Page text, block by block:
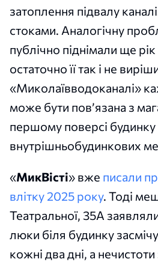
затоплення підвалу
стоками. Аналогічну
публічно піднімали ще
остаточно її так і не
«Миколаївводоканалі»
може бути пов’язана з
першому поверсі будинку
внутрішньобудинкових
«МикВісті» вже писали
влітку 2025 року. Тоді
Театральної, 35А
люки біля будинку
кожні два дні, а нечистоти